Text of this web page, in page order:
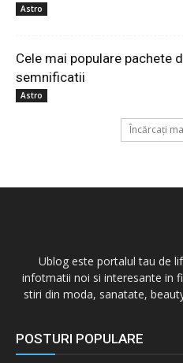
Astro
Cele mai populare pachete
semnificatii
Astro
Încărcați
Ublog este portalul tau de
infotmatii noi si interesante in
stiri din moda, sanatate,
POSTURI POPULARE